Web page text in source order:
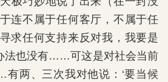
连不属于任何客厅，不属于任
求任何支持来反对我，我要是
法也没有……可这是对社会当前
两、三次我对他说：‘要当候